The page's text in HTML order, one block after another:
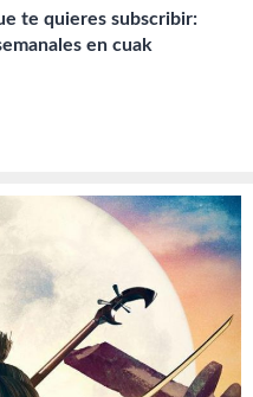
te quieres subscribir:
en cuak